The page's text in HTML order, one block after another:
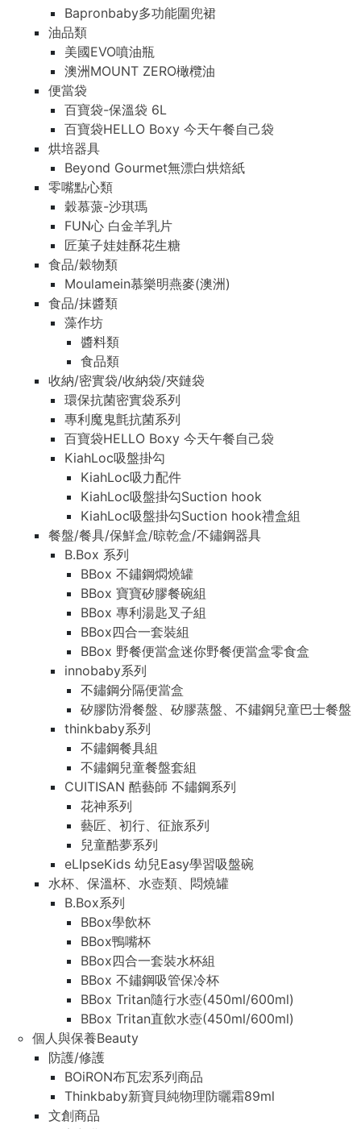
Bapronbaby多功能圍兜裙
油品類
美國EVO噴油瓶
澳洲MOUNT ZERO橄欖油
便當袋
百寶袋-保溫袋 6L
百寶袋HELLO Boxy 今天午餐自己袋
烘培器具
Beyond Gourmet無漂白烘焙紙
零嘴點心類
穀慕蒎-沙琪瑪
FUN心 白金羊乳片
匠菓子娃娃酥花生糖
食品/穀物類
Moulamein慕樂明燕麥(澳洲)
食品/抹醬類
藻作坊
醬料類
食品類
收納/密實袋/收納袋/夾鏈袋
環保抗菌密實袋系列
專利魔鬼氈抗菌系列
百寶袋HELLO Boxy 今天午餐自己袋
KiahLoc吸盤掛勾
KiahLoc吸力配件
KiahLoc吸盤掛勾Suction hook
KiahLoc吸盤掛勾Suction hook禮盒組
餐盤/餐具/保鮮盒/晾乾盒/不鏽鋼器具
B.Box 系列
BBox 不鏽鋼燜燒罐
BBox 寶寶矽膠餐碗組
BBox 專利湯匙叉子組
BBox四合一套裝組
BBox 野餐便當盒迷你野餐便當盒零食盒
innobaby系列
不鏽鋼分隔便當盒
矽膠防滑餐盤、矽膠蒸盤、不鏽鋼兒童巴士餐盤
thinkbaby系列
不鏽鋼餐具組
不鏽鋼兒童餐盤套組
CUITISAN 酷藝師 不鏽鋼系列
花神系列
藝匠、初行、征旅系列
兒童酷夢系列
eLIpseKids 幼兒Easy學習吸盤碗
水杯、保溫杯、水壺類、悶燒罐
B.Box系列
BBox學飲杯
BBox鴨嘴杯
BBox四合一套裝水杯組
BBox 不鏽鋼吸管保冷杯
BBox Tritan隨行水壺(450ml/600ml)
BBox Tritan直飲水壺(450ml/600ml)
個人與保養Beauty
防護/修護
BOiRON布瓦宏系列商品
Thinkbaby新寶貝純物理防曬霜89ml
文創商品